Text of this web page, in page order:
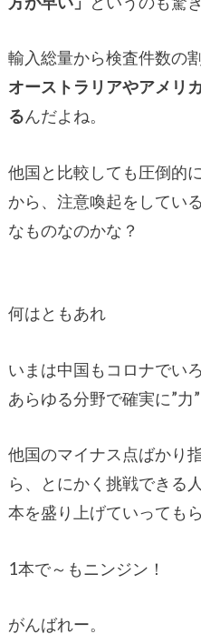
輸入総量から検査件数の
オーストラリアやアメリ
るんだよね。
他国と比較しても圧倒的
から、注意喚起をしてい
なものなのかな？
何はともあれ
いまは中国もコロナでい
あらゆる分野で確実に”力
他国のマイナス点ばかり
ら、とにかく挑戦できる
本を盛り上げていっても
1本で～もニンジン！
がんばれー。